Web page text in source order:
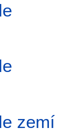
zemí